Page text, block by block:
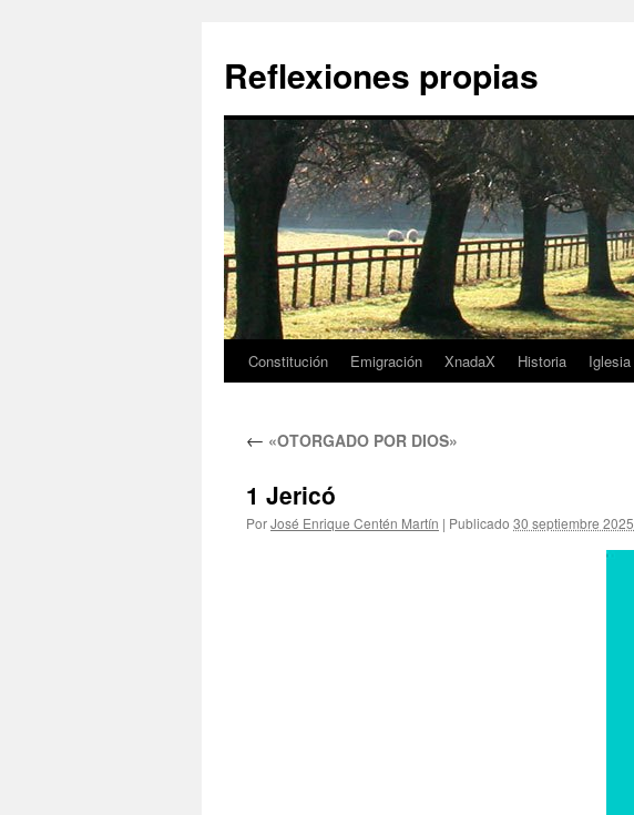
contenido
Reflexiones propias
Constitución Emigración XnadaX Historia Iglesia
← «OTORGADO POR DIOS»
1 Jericó
PorJosé Enrique Centén Martín | Publicado 30 septiembre 2025